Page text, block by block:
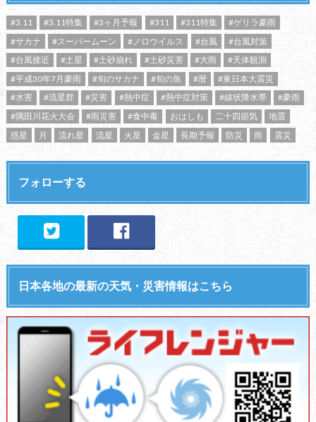
#3.11 #3.11特集 #3ヶ月予報 #311 #311特集
#ゲリラ豪雨
#サカナ
#スーパームーン #ノロウイルス #台風
#台風対策
#台風接近
#土星 #土砂崩れ #土砂災害 #大雨
#天体観測
#平成30年7月豪雨
#旬のサカナ #旬の魚 #暦
#東日本大震災
#水害
#流星群 #災害 #熱中症 #熱中症対策 #線状降水帯
#豪雨
#隅田川花火大会
#雨災害 #食中毒 おはしも 二十四節気
地震
惑星
月 流れ星 流星 火星 金星 長期予報 防災 雨 震災
フォローする
日本各地の最新の天気・災害情報はこちら